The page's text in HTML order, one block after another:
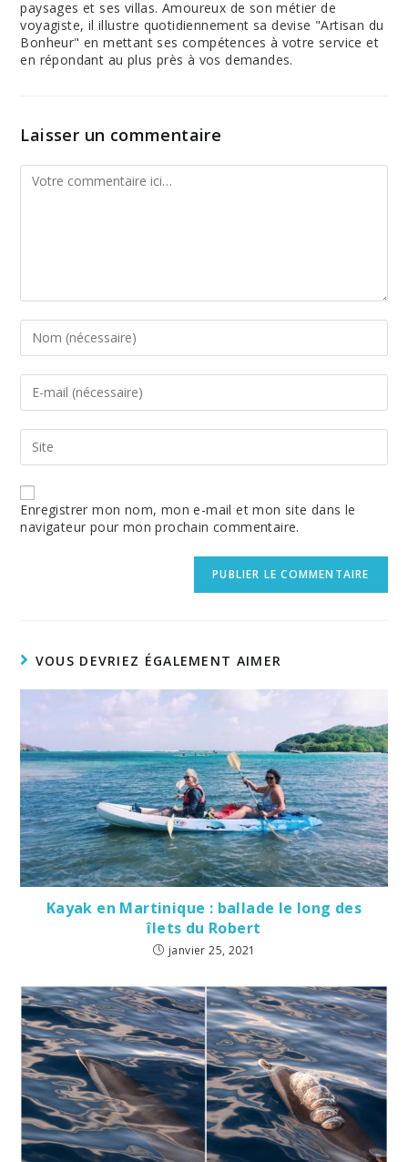
paysages et ses villas. Amoureux de son métier de
voyagiste, il illustre quotidiennement sa devise "Artisan du
Bonheur" en mettant ses compétences à votre service et
en répondant au plus près à vos demandes.
Laisser un commentaire
Comment
Enter
your
name
or
username
to
comment
Enter
your
email
address
to
comment
Enter
your
website
URL
(optional)
Enregistrer mon nom, mon e-mail et mon site dans le
navigateur pour mon prochain commentaire.
VOUS DEVRIEZ ÉGALEMENT AIMER
Kayak en Martinique : ballade le long des
îlets du Robert
janvier 25, 2021